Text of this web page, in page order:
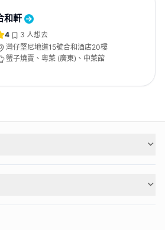
和軒
4 3 人想去
灣仔堅尼地道15號合和酒店20樓
蟹子燒賣、粵菜 (廣東)、中菜館